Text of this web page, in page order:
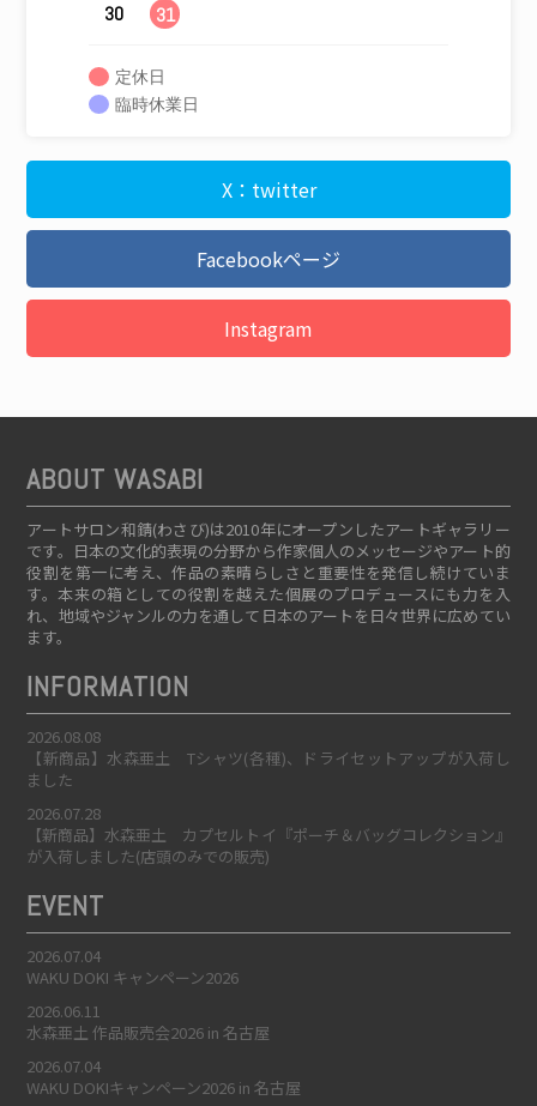
30
31
定休日
臨時休業日
X：twitter
Facebookページ
Instagram
ABOUT WASABI
アートサロン和錆(わさび)は2010年にオープンしたアートギャラリー
です。日本の文化的表現の分野から作家個人のメッセージやアート的
役割を第一に考え、作品の素晴らしさと重要性を発信し続けていま
す。本来の箱としての役割を越えた個展のプロデュースにも力を入
れ、地域やジャンルの力を通して日本のアートを日々世界に広めてい
ます。
INFORMATION
2026.08.08
【新商品】水森亜土 Tシャツ(各種)、ドライセットアップが入荷し
ました
2026.07.28
【新商品】水森亜土 カプセルトイ『ポーチ＆バッグコレクション』
が入荷しました(店頭のみでの販売)
EVENT
2026.07.04
WAKU DOKI キャンペーン2026
2026.06.11
水森亜土 作品販売会2026 in 名古屋
2026.07.04
WAKU DOKIキャンペーン2026 in 名古屋